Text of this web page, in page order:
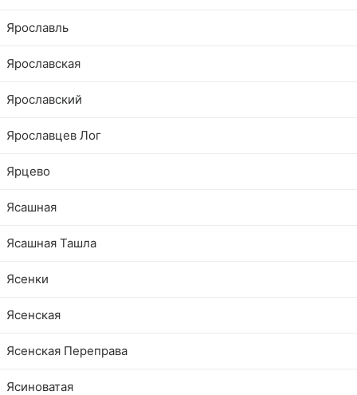
Ярославль
Ярославская
Ярославский
Ярославцев Лог
Ярцево
Ясашная
Ясашная Ташла
Ясенки
Ясенская
Ясенская Переправа
Ясиноватая